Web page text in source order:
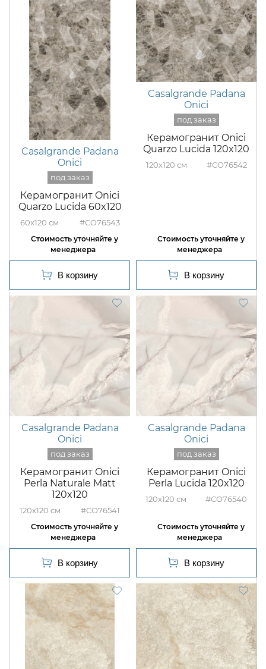
Casalgrande Padana
Onici
Керамогранит Onici
Quarzo Lucida 60x120
60x120 #CO76543
Casalgrande Padana
Onici
Керамогранит Onici
Quarzo Lucida 120x120
120x120 #CO76542
Casalgrande Padana
Onici
Керамогранит Onici
Perla Naturale Matt
120x120
120x120 #CO76541
Casalgrande Padana
Onici
Керамогранит Onici
Perla Lucida 120x120
120x120 #CO76540